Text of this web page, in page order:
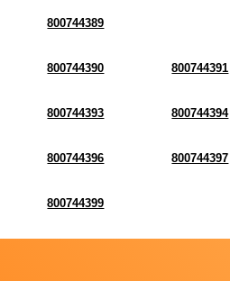
800744389
800744390 800744391
800744393 800744394
800744396 800744397
800744399